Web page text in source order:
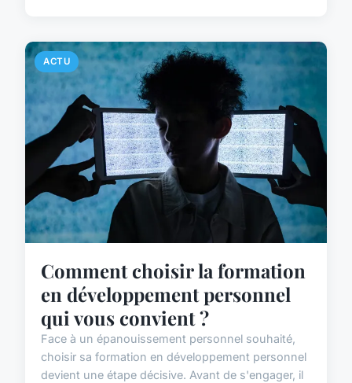
ACTU
Comment choisir la formation
en développement personnel
qui vous convient ?
Face à un épanouissement personnel souhaité,
choisir sa formation en développement personnel
devient une étape décisive. Avant de s'engager, il